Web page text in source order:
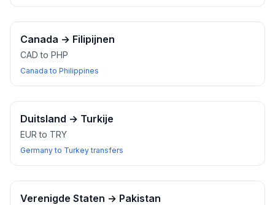
Canada → Filipijnen
CAD to PHP
Canada to Philippines
Duitsland → Turkije
EUR to TRY
Germany to Turkey transfers
Verenigde Staten → Pakistan